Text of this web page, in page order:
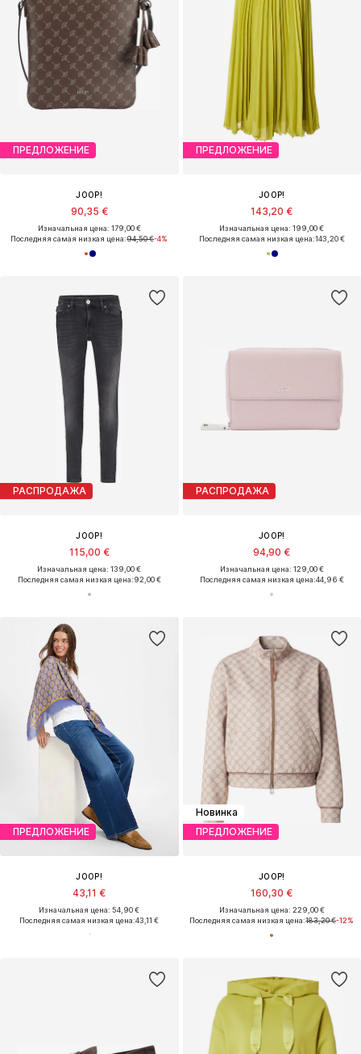
ПРЕДЛОЖЕНИЕ
JOOP!
90,35 €
Изначальная цена: 179,00 €
Последняя самая низкая цена:94,50 €-4%
ПРЕДЛОЖЕНИЕ
JOOP!
143,20 €
Изначальная цена: 199,00 €
Последняя самая низкая цена:143,20 €
РАСПРОДАЖА
JOOP!
115,00 €
Изначальная цена: 139,00 €
Последняя самая низкая цена:92,00 €
РАСПРОДАЖА
JOOP!
94,90 €
Изначальная цена: 129,00 €
Последняя самая низкая цена:44,96 €
ПРЕДЛОЖЕНИЕ
JOOP!
43,11 €
Изначальная цена: 54,90 €
Последняя самая низкая цена:43,11 €
Новинка
ПРЕДЛОЖЕНИЕ
JOOP!
160,30 €
Изначальная цена: 229,00 €
Последняя самая низкая цена:183,20 €-12%